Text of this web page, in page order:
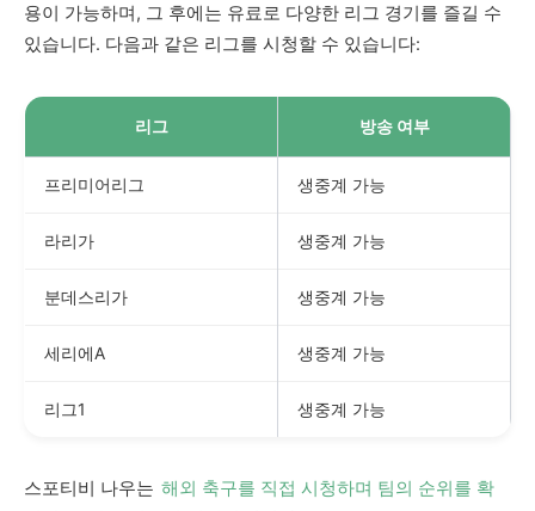
용이 가능하며, 그 후에는 유료로 다양한 리그 경기를 즐길 수
있습니다. 다음과 같은 리그를 시청할 수 있습니다:
리그 방송 여부
프리미어리그 생중계 가능
라리가 생중계 가능
분데스리가 생중계 가능
세리에A 생중계 가능
리그1 생중계 가능
스포티비 나우는 해외 축구를 직접 시청하며 팀의 순위를 확